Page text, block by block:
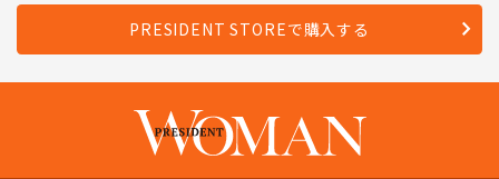
PRESIDENT STOREで購入する